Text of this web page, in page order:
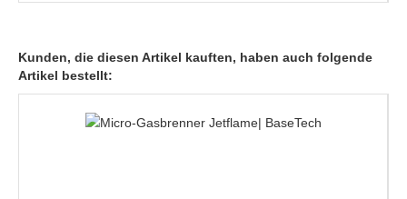
Kunden, die diesen Artikel kauften, haben auch folgende
Artikel bestellt: